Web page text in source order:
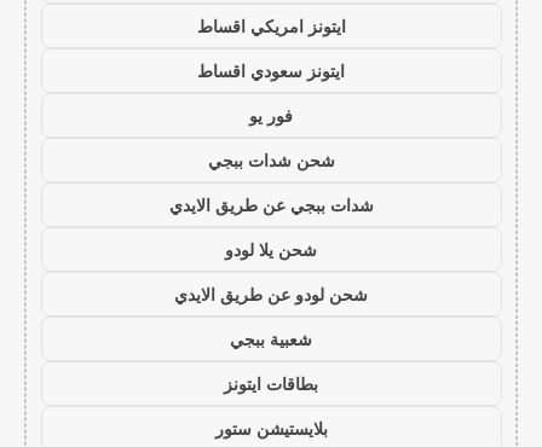
ايتونز امريكي اقساط
ايتونز سعودي اقساط
فور يو
شحن شدات ببجي
شدات ببجي عن طريق الايدي
شحن يلا لودو
شحن لودو عن طريق الايدي
شعبية ببجي
بطاقات ايتونز
بلايستيشن ستور